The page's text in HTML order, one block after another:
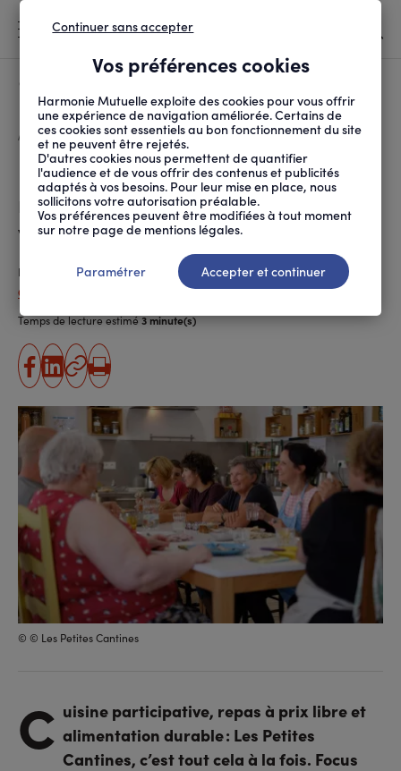
D'ARIANE
ACCUEIL SOCIÉTÉ INITIATIVES SOLIDAIRES LES PETITES CANTINES...
Les Petites Cantines, des
restaurants solidaires pour
vaincre la solitude
Publié le 09.12.2022
Céline Durr (ANPM-France Mutualité)
Temps de lecture estimé3 minute(s)
partager
sur
facebook
partager
sur
linkedin
Copier
l'URL
Imprimer
© © Les Petites Cantines
C uisine participative, repas à prix libre et
alimentation durable : Les Petites
Cantines, c’est tout cela à la fois. Focus
Vos préférences cookies
Harmonie Mutuelle exploite des cookies pour vous offrir
une expérience de navigation améliorée. Certains de
ces cookies sont essentiels au bon fonctionnement du site
et ne peuvent être rejetés.
D'autres cookies nous permettent de quantifier
l'audience et de vous offrir des contenus et publicités
adaptés à vos besoins. Pour leur mise en place, nous
sollicitons votre autorisation préalable.
Vos préférences peuvent être modifiées à tout moment
sur notre page de mentions légales.
Continuer sans accepter
Paramétrer Accepter et continuer